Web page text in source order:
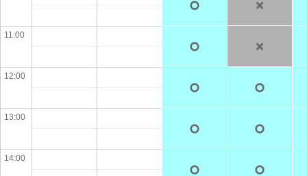
11:00
12:00
13:00
14:00